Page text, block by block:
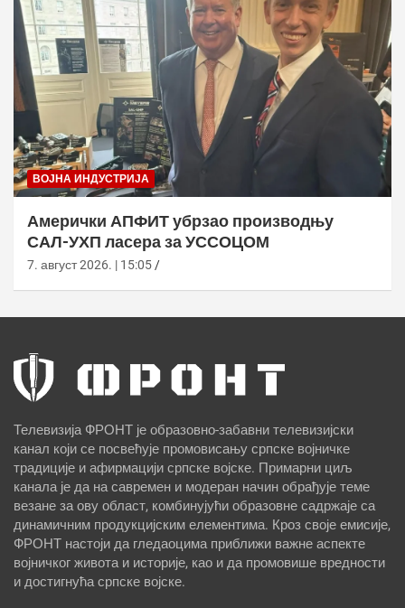
ВОЈНА ИНДУСТРИЈА
Амерички АПФИТ убрзао производњу
САЛ-УХП ласера за УССОЦОМ
7. август 2026. | 15:05
Телевизија ФРОНТ је образовно-забавни телевизијски
канал који се посвећује промовисању српске војничке
традиције и афирмацији српске војске. Примарни циљ
канала је да на савремен и модеран начин обрађује теме
везане за ову област, комбинујући образовне садржаје са
динамичним продукцијским елементима. Кроз своје емисије,
ФРОНТ настоји да гледаоцима приближи важне аспекте
војничког живота и историје, као и да промовише вредности
и достигнућа српске војске.